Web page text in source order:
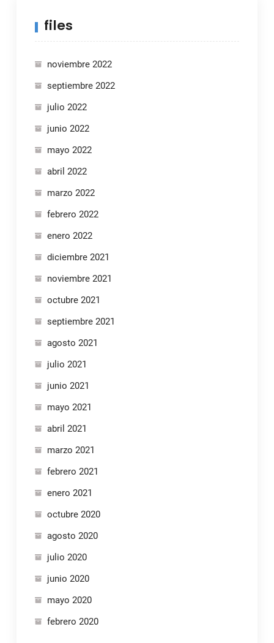
files
noviembre 2022
septiembre 2022
julio 2022
junio 2022
mayo 2022
abril 2022
marzo 2022
febrero 2022
enero 2022
diciembre 2021
noviembre 2021
octubre 2021
septiembre 2021
agosto 2021
julio 2021
junio 2021
mayo 2021
abril 2021
marzo 2021
febrero 2021
enero 2021
octubre 2020
agosto 2020
julio 2020
junio 2020
mayo 2020
febrero 2020